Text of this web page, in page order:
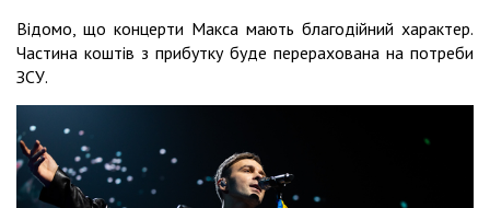
Відомо, що концерти Макса мають благодійний характер.
Частина коштів з прибутку буде перерахована на потреби
ЗСУ.